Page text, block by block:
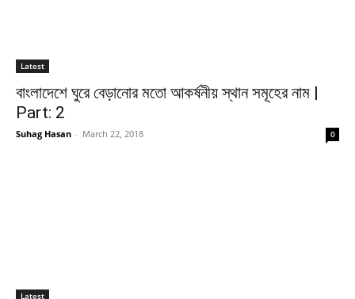
Latest
বাংলাদেশে ঘুরে বেড়ানোর মতো আকর্ষনীয় স্থান সমূহের নাম |
Part: 2
Suhag Hasan - March 22, 2018 0
Latest